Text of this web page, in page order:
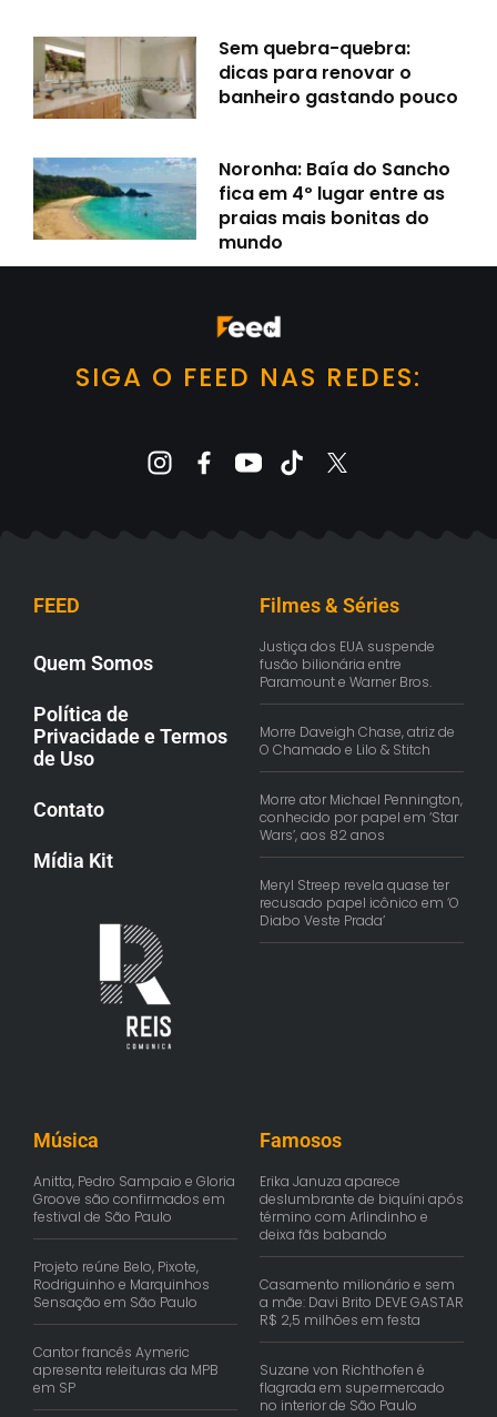
Sem quebra-quebra:
dicas para renovar o
banheiro gastando pouco
Noronha: Baía do Sancho
fica em 4º lugar entre as
praias mais bonitas do
mundo
SIGA O FEED NAS REDES:
FEED
Quem Somos
Política de
Privacidade e Termos
de Uso
Contato
Mídia Kit
Filmes & Séries
Justiça dos EUA suspende
fusão bilionária entre
Paramount e Warner Bros.
Morre Daveigh Chase, atriz de
O Chamado e Lilo & Stitch
Morre ator Michael Pennington,
conhecido por papel em ‘Star
Wars’, aos 82 anos
Meryl Streep revela quase ter
recusado papel icônico em ‘O
Diabo Veste Prada’
Música
Anitta, Pedro Sampaio e Gloria
Groove são confirmados em
festival de São Paulo
Projeto reúne Belo, Pixote,
Rodriguinho e Marquinhos
Sensação em São Paulo
Cantor francês Aymeric
apresenta releituras da MPB
em SP
Famosos
Erika Januza aparece
deslumbrante de biquíni após
término com Arlindinho e
deixa fãs babando
Casamento milionário e sem
a mãe: Davi Brito DEVE GASTAR
R$ 2,5 milhões em festa
Suzane von Richthofen é
flagrada em supermercado
no interior de São Paulo